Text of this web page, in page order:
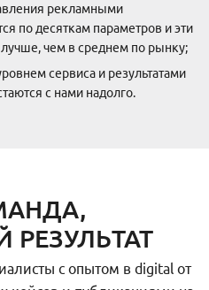
рекламными
по десяткам параметров и эти
лучше, чем в среднем по рынку;
сервиса и результатами
с нами надолго.
РЕЗУЛЬТАТ
с опытом в digital от